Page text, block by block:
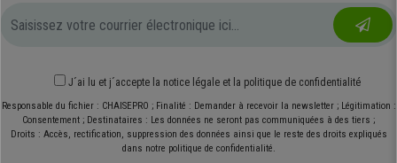
J´ai lu et j´accepte la notice légale et la politique de confidentialité
Responsable du fichier : CHAISEPRO ; Finalité : Demander à recevoir la newsletter ; Légitimation :
Consentement ; Destinataires : Les données ne seront pas communiquées à des tiers ;
Droits : Accès, rectification, suppression des données ainsi que le reste des droits expliqués
dans notre politique de confidentialité.